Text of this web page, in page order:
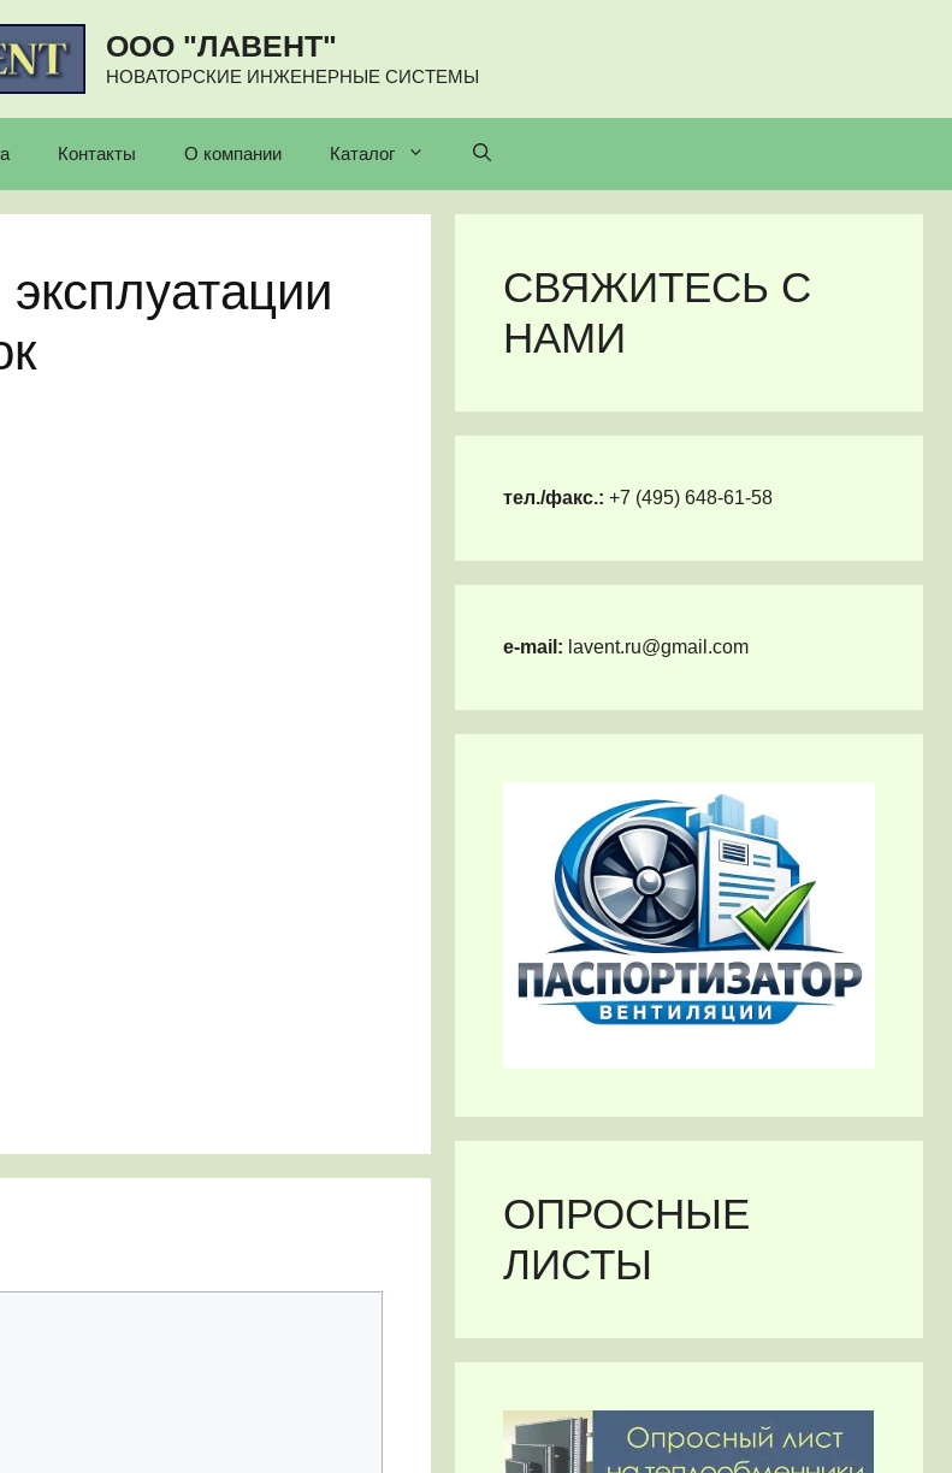
ООО "ЛАВЕНТ"
НОВАТОРСКИЕ ИНЖЕНЕРНЫЕ СИСТЕМЫ
Контакты О компании Каталог
СВЯЖИТЕСЬ С
НАМИ
тел./факс.: +7 (495) 648-61-58
e-mail: lavent.ru@gmail.com
ОПРОСНЫЕ
ЛИСТЫ